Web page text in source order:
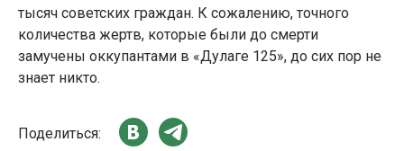
тысяч советских граждан. К сожалению, точного
количества жертв, которые были до смерти
замучены оккупантами в «Дулаге 125», до сих пор не
знает никто.
Поделиться: